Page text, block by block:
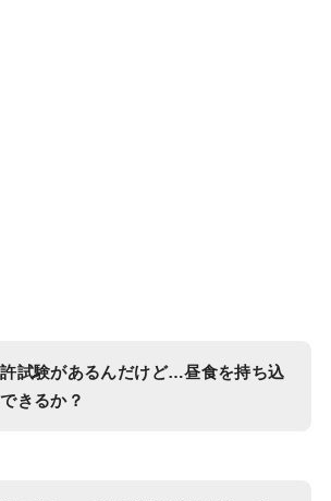
試験があるんだけど…昼食を持ち込
きるか？